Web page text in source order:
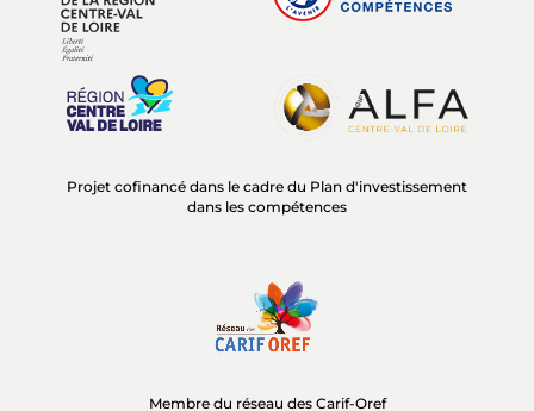
Projet cofinancé dans le cadre du Plan d'investissement
dans les compétences
Membre du réseau des Carif-Oref